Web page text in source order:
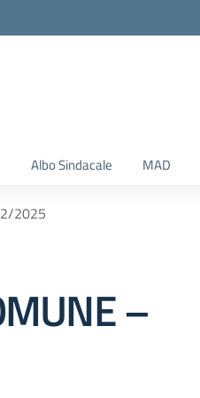
Albo Sindacale MAD
2025
–